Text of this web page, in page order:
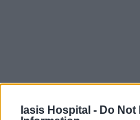
Iasis Hospital - Do Not